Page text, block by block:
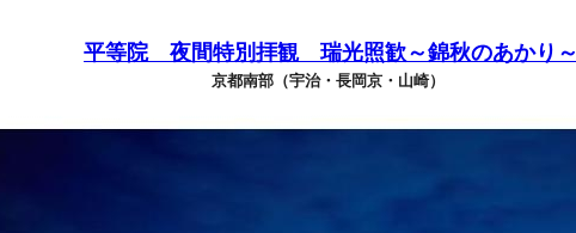
平等院 夜間特別拝観 瑞光照歓～錦秋のあかり～
京都南部（宇治・長岡京・山崎）